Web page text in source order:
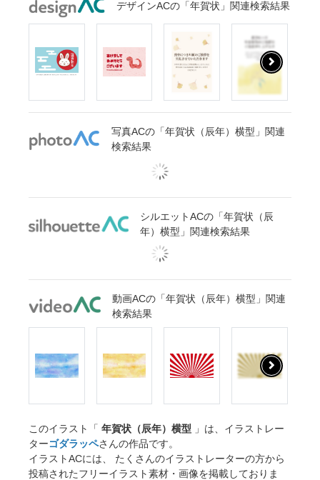
デザインACの「年賀状」関連検索結果
写真ACの「年賀状（辰年）横型」関連
検索結果
シルエットACの「年賀状（辰
年）横型」関連検索結果
動画ACの「年賀状（辰年）横型」関連
検索結果
このイラスト「 年賀状（辰年）横型 」は、イラストレー
ターゴダラッペさんの作品です。
イラストACには、 たくさんのイラストレーターの方から
投稿されたフリーイラスト素材・画像を掲載しておりま